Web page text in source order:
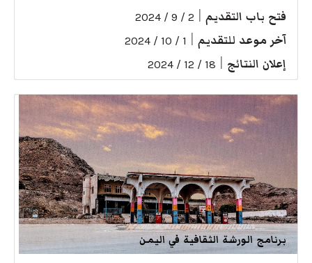
فتح باب التقديم 2 / 9 / 2024
آخر موعد للتقديم 1 / 10 / 2024
إعلان النتائج 18 / 12 / 2024
برنامج الورشة الثقافية في اليمن